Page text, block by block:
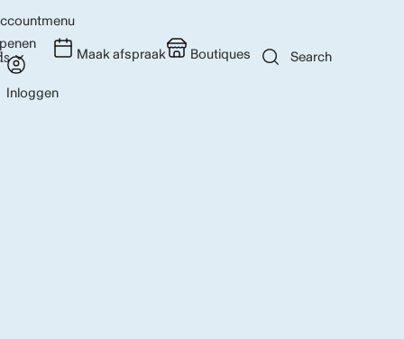
Inloggen
Maak afspraak Boutiques Search